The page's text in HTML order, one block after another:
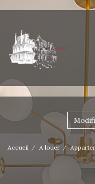
Accueil A louer